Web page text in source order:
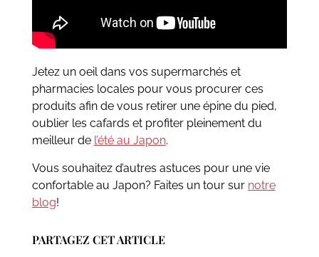
Jetez un oeil dans vos supermarchés et
pharmacies locales pour vous procurer ces
produits afin de vous retirer une épine du pied,
oublier les cafards et profiter pleinement du
meilleur de l’été au Japon.
Vous souhaitez d’autres astuces pour une vie
confortable au Japon? Faites un tour sur notre
blog!
PARTAGEZ CET ARTICLE